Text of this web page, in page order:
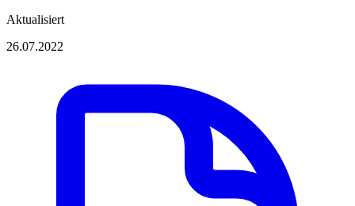
Aktualisiert
26.07.2022